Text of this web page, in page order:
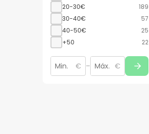
20-30€
189
30-40€
57
40-50€
25
+50
22
€ – €